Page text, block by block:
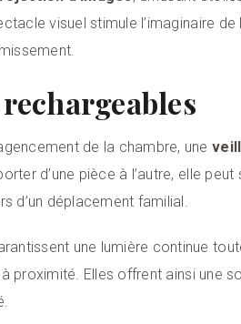
visuel stimule l’imaginaire de
de la chambre, une
d’une pièce à l’autre, elle peut
d’un déplacement familial.
une lumière continue
proximité. Elles offrent ainsi une